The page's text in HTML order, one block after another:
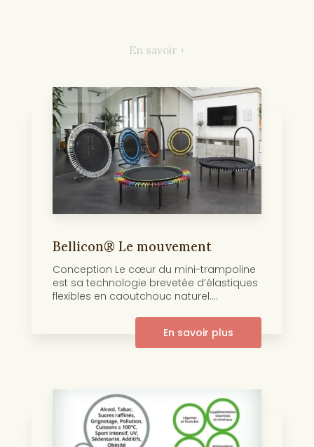
En savoir +
Bellicon® Le mouvement
Conception Le cœur du mini-trampoline
est sa technologie brevetée d’élastiques
flexibles en caoutchouc naturel....
En savoir plus